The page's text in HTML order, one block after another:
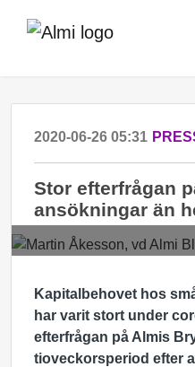
2020-06-26 05:31
Stor efterfrågan
ansökningar än
Kapitalbehovet hos
har varit stort under
efterfrågan på Almis
tioveckorsperiod efter